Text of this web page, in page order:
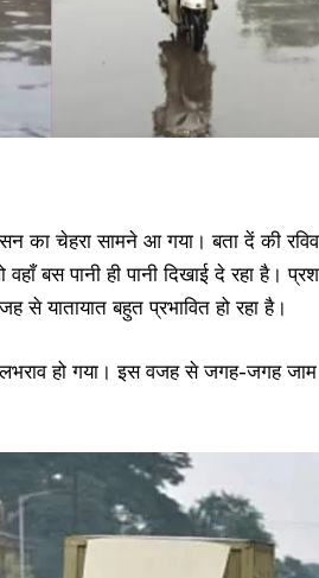
का चेहरा सामने आ गया। बता दें की
बस पानी ही पानी दिखाई दे रहा है।
से यातायात बहुत प्रभावित हो रहा है।
हो गया। इस वजह से जगह-जगह